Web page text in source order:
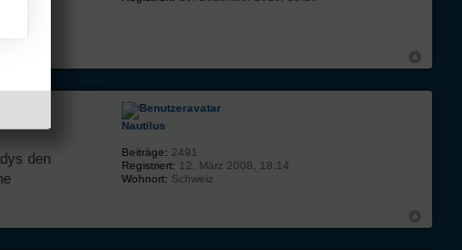
den
Nautilus
Beiträge: 2491
Registriert: 12. März 2008, 18:14
Wohnort: Schweiz